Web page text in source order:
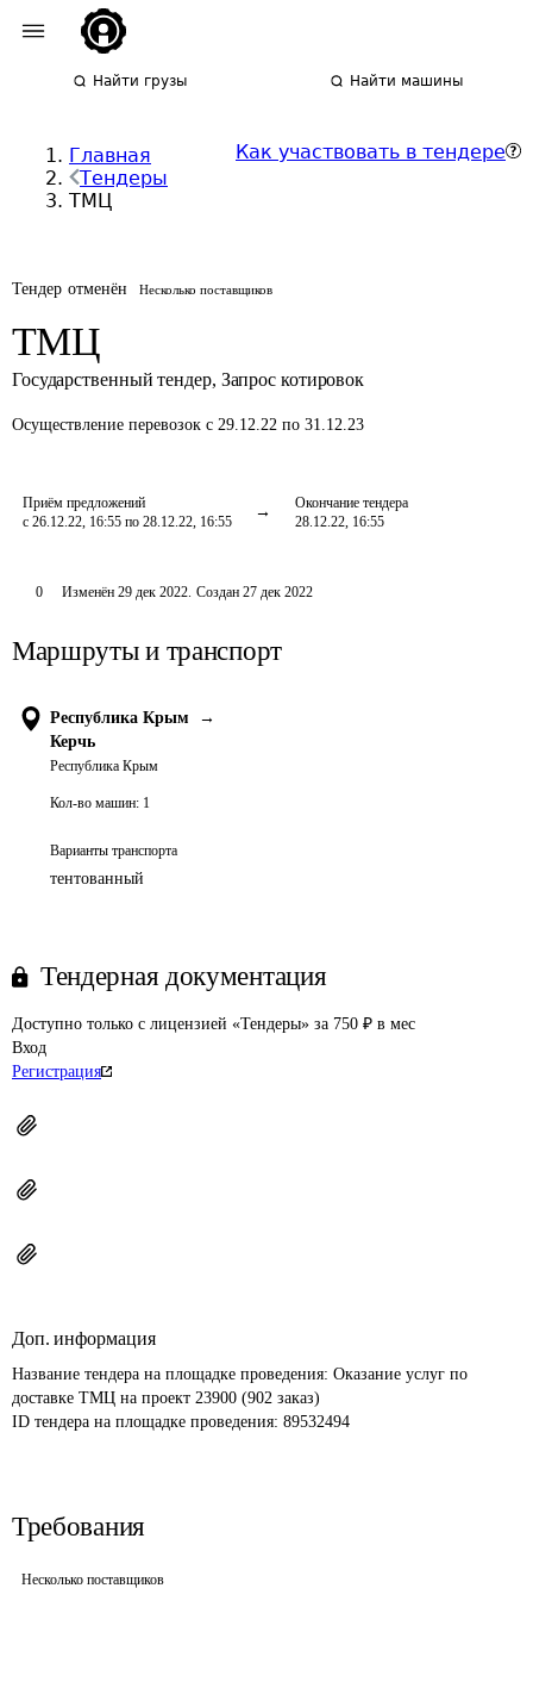
Найти грузы Найти машины
Главная
Тендеры
ТМЦ
Как участвовать в тендере
Тендер отменён Несколько поставщиков
ТМЦ
Государственный тендер, Запрос котировок
Осуществление перевозок с 29.12.22 по 31.12.23
Приём предложений
с 26.12.22, 16:55 по 28.12.22, 16:55
Окончание тендера
28.12.22, 16:55
0 Изменён 29 дек 2022. Создан 27 дек 2022
Маршруты и транспорт
Республика Крым
→
Керчь
Республика Крым
Кол-во машин: 1
Варианты транспорта
тентованный
Тендерная документация
Доступно только с лицензией «Тендеры» за 750 ₽ в мес
Вход
Регистрация
Доп. информация
Название тендера на площадке проведения: Оказание услуг по
доставке ТМЦ на проект 23900 (902 заказ)
ID тендера на площадке проведения: 89532494
Требования
Несколько поставщиков